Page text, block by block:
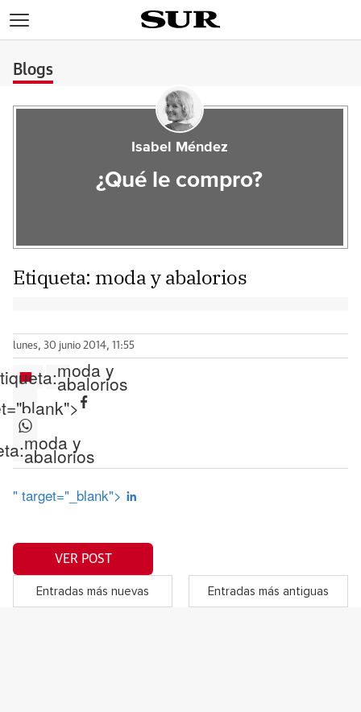
Blogs
Isabel Méndez
¿Qué le compro?
Etiqueta: moda y abalorios
lunes, 30 junio 2014, 11:55
moda y
abalorios
moda y
abalorios
" target="_blank">
VER POST
Entradas más nuevas Entradas más antiguas